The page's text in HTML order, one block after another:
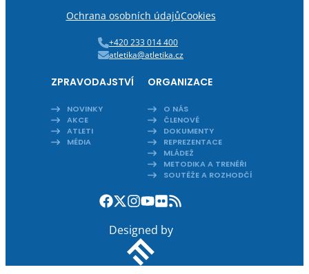
Ochrana osobních údajůCookies
+420 233 014 400
atletika@atletika.cz
ZPRAVODAJSTVÍ
NOVINKY
AKCE
ATLETI
MÉDIA
ORGANIZACE
O NÁS
ČLENOVÉ
DOKUMENTY
REPREZENTACE
MLÁDEŽ
METODIKA A TRENÉŘI
SOUTĚŽE A ROZHODČÍ
Designed by